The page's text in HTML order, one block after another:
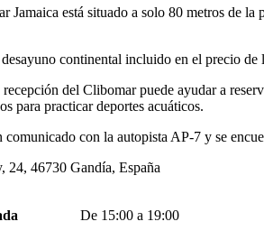
Jamaica está situado a solo 80 metros de
continental incluido en el precio de
del Clibomar puede ayudar a
para practicar deportes acuáticos.
comunicado con la autopista AP-7 y se
24, 46730 Gandía, España
De 15:00 a 19:00